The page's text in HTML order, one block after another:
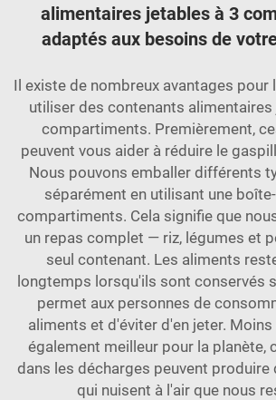
alimentaires jetables à 3
adaptés aux besoins de
Il existe de nombreux avantages pour
utiliser des contenants
compartiments. Premièrement,
peuvent vous aider à réduire le
Nous pouvons emballer différents
séparément en utilisant une
compartiments. Cela signifie que
un repas complet — riz, légumes et
seul contenant. Les aliments
longtemps lorsqu'ils sont conservés
permet aux personnes de
aliments et d'éviter d'en jeter.
également meilleur pour la planète,
dans les décharges peuvent produire
qui nuisent à l'air que nous